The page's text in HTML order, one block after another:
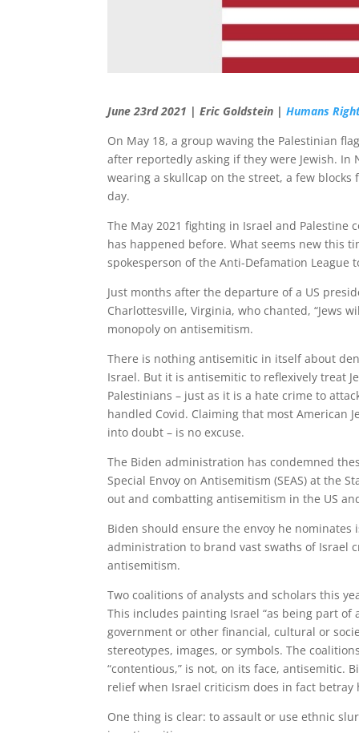
June 23rd 2021 | Eric Goldstein |Humans
On May 18, a group waving the Palestinian
after reportedly asking if they were Jewish. In
wearing a skullcap on the street, a few
day.
The May 2021 fighting in Israel and Palestine
has happened before. What seems new this
spokesperson of the Anti-Defamation League
Just months after the departure of a US
Charlottesville, Virginia, who chanted, “Jews
monopoly on antisemitism.
There is nothing antisemitic in itself about
Israel. But it is antisemitic to reflexively treat
Palestinians – just as it is a hate crime to
handled Covid. Claiming that most American
into doubt – is no excuse.
The Biden administration has condemned
Special Envoy on Antisemitism (SEAS) at the
out and combatting antisemitism in the US
Biden should ensure the envoy he
administration to brand vast swaths of Israel
antisemitism.
Two coalitions of analysts and scholars this
This includes painting Israel “as being part
government or other financial, cultural or
stereotypes, images, or symbols. The
“contentious,” is not, on its face, antisemitic.
relief when Israel criticism does in fact betray
One thing is clear: to assault or use ethnic